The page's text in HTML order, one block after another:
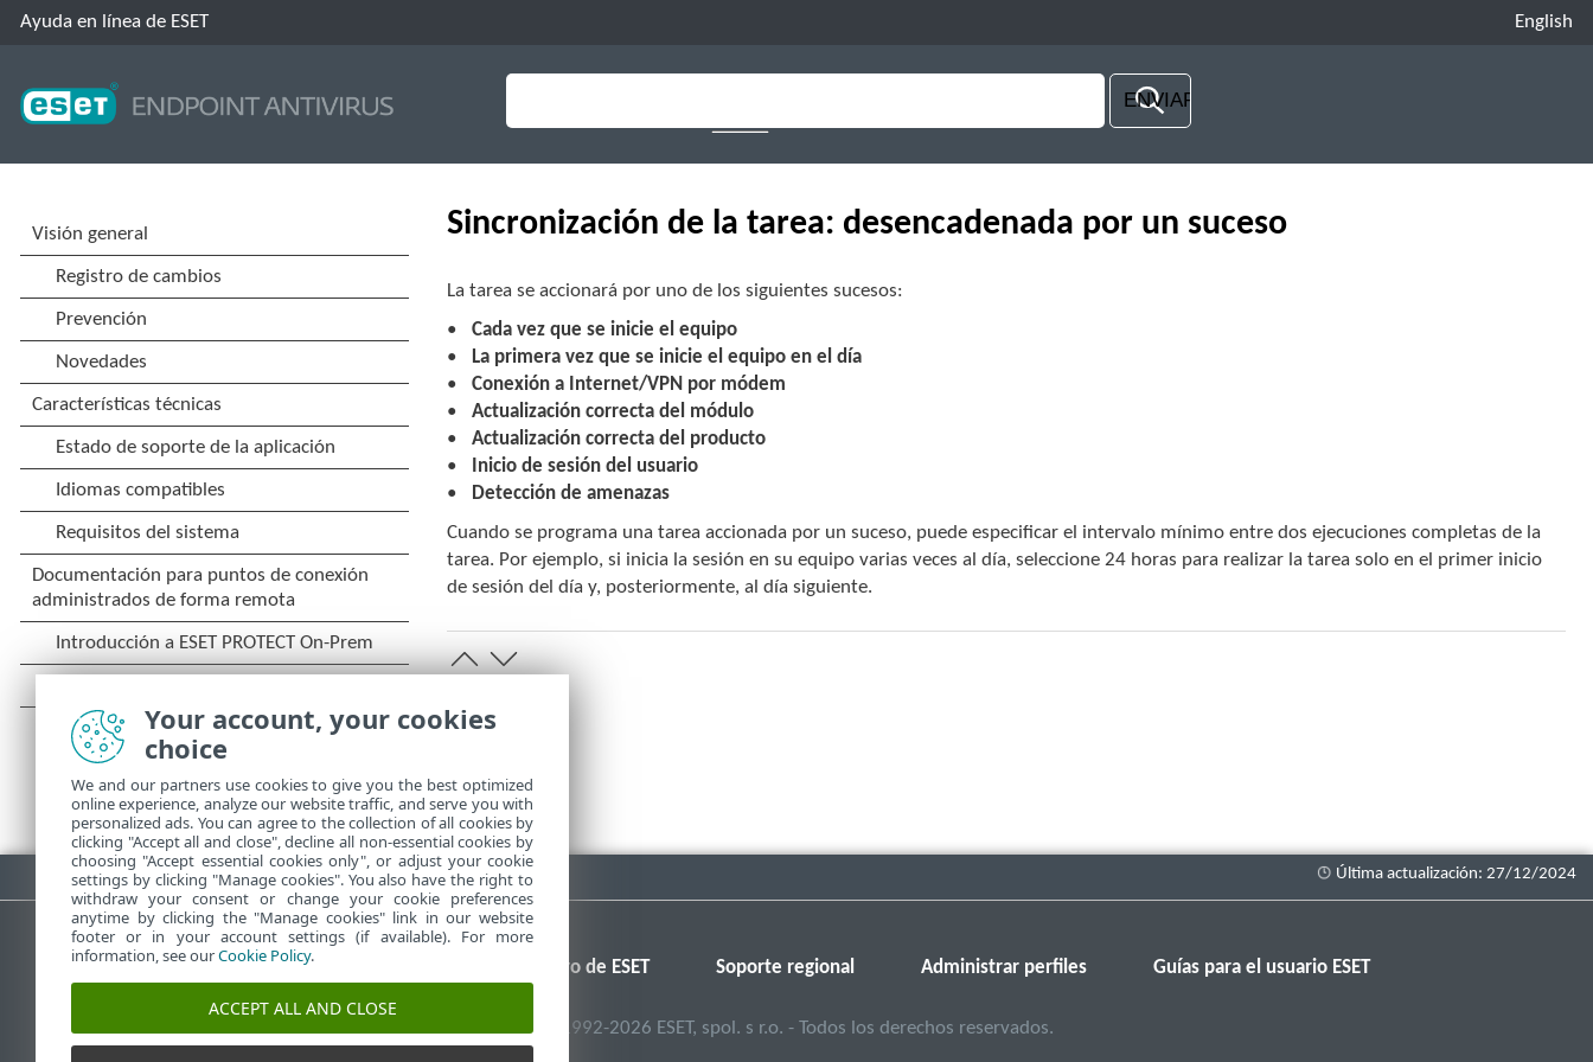
Ayuda en línea de ESET English
Sincronización de la tarea: desencadenada por un suceso
La tarea se accionará por uno de los siguientes sucesos:
Cada vez que se inicie el equipo
La primera vez que se inicie el equipo en el día
Conexión a Internet/VPN por módem
Actualización correcta del módulo
Actualización correcta del producto
Inicio de sesión del usuario
Detección de amenazas
Cuando se programa una tarea accionada por un suceso, puede especificar el intervalo mínimo entre dos ejecuciones completas de la
tarea. Por ejemplo, si inicia la sesión en su equipo varias veces al día, seleccione 24 horas para realizar la tarea solo en el primer inicio
de sesión del día y, posteriormente, al día siguiente.
Descargar PDF
Base de conocimiento de ESET Foro de ESET Soporte regional Administrar perfiles Guías para el usuario ESET
1992-2026 ESET, spol. s r.o. - Todos los derechos reservados.
Your account, your cookies
choice
We and our partners use cookies to give you the best optimized
online experience, analyze our website traffic, and serve you with
personalized ads. You can agree to the collection of all cookies by
clicking "Accept all and close", decline all non-essential cookies by
choosing "Accept essential cookies only", or adjust your cookie
settings by clicking "Manage cookies". You also have the right to
withdraw your consent or change your cookie preferences
anytime by clicking the "Manage cookies" link in our website
footer or in your account settings (if available). For more
information, see ourCookie Policy.
ACCEPT ALL AND CLOSE